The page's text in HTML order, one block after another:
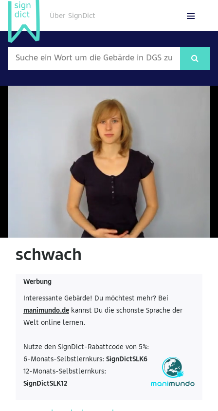
Über SignDict
English
schwach
Werbung
Interessante Gebärde! Du möchtest mehr? Bei
manimundo.de kannst Du die schönste Sprache der
Welt online lernen.
Nutze den SignDict-Rabattcode von 5%:
6-Monats-Selbstlernkurs: SignDictSLK6
12-Monats-Selbstlernkurs:
SignDictSLK12